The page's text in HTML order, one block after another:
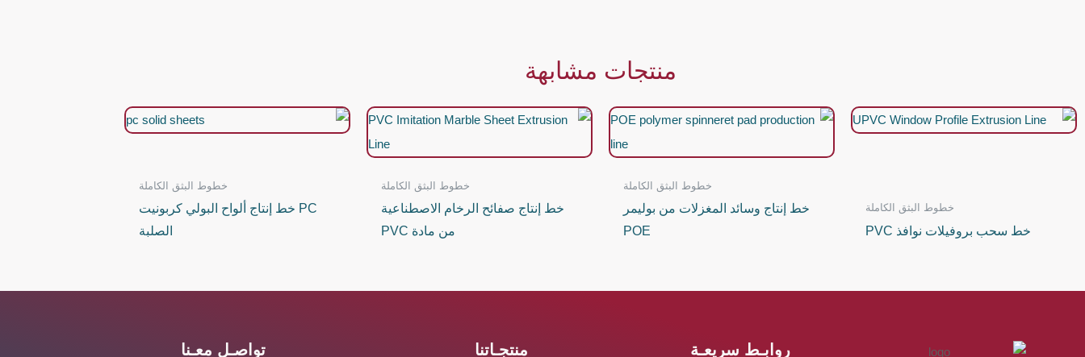
منتجات مشابهة
خطوط البثق الكاملة
خط سحب بروفيلات نوافذ PVC
خطوط البثق الكاملة
خط إنتاج وسائد المغزلات من بوليمر
POE
خطوط البثق الكاملة
خط إنتاج صفائح الرخام الاصطناعية
من مادة PVC
خطوط البثق الكاملة
PC خط إنتاج ألواح البولي كربونيت
الصلبة
روابـط سريعـة منتجـاتنا تواصـل معـنا